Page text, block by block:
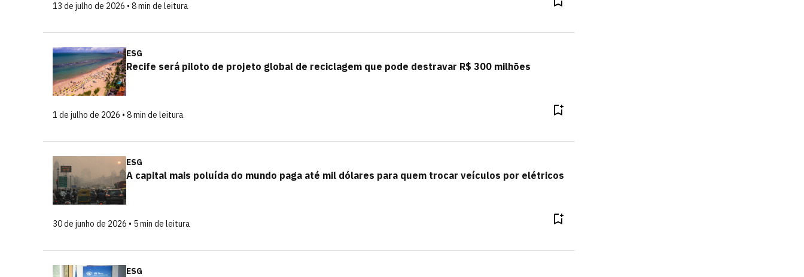
13 de julho de 2026 • 8 min de leitura
ESG
Recife será piloto de projeto global de reciclagem que pode destravar R$ 300 milhões
1 de julho de 2026 • 8 min de leitura
ESG
A capital mais poluída do mundo paga até mil dólares para quem trocar veículos por elétricos
30 de junho de 2026 • 5 min de leitura
ESG